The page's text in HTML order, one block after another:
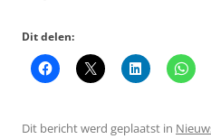
Dit delen:
Dit bericht werd geplaatst in